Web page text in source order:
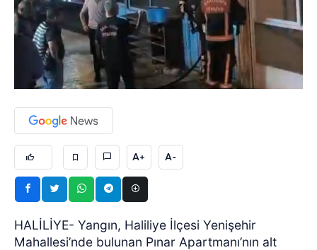
A+ A-
HALİLİYE- Yangın, Haliliye İlçesi Yenişehir
Mahallesi’nde bulunan Pınar Apartmanı’nın alt